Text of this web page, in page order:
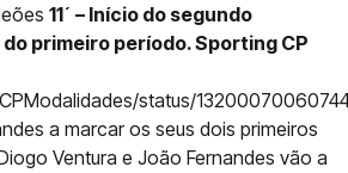
11´ – Início do segundo
do primeiro período. Sporting CP
status/
a marcar os seus dois primeiros
Ventura e João Fernandes vão a